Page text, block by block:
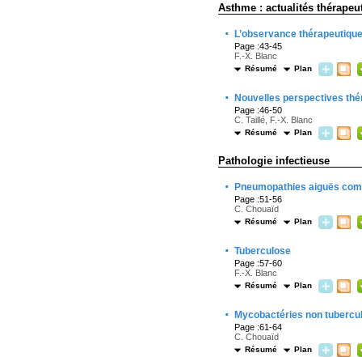
Asthme : actualités
· L’observance
Page :43-45
F.-X. Blanc
Résumé Plan
· Nouvelles perspectives
Page :46-50
C. Taillé, F.-X. Blanc
Résumé Plan
Pathologie infectieuse
· Pneumopathies aiguës
Page :51-56
C. Chouaïd
Résumé Plan
· Tuberculose
Page :57-60
F.-X. Blanc
Résumé Plan
· Mycobactéries non
Page :61-64
C. Chouaïd
Résumé Plan